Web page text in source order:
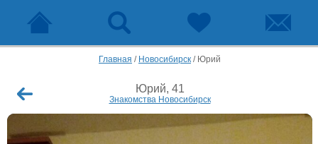
Главная / Новосибирск / Юрий
Юрий, 41
Знакомства Новосибирск